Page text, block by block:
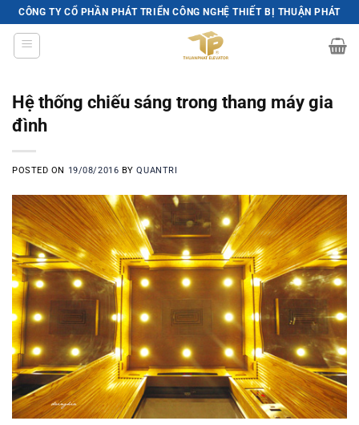
Skip
to
content
CÔNG TY CỔ PHẦN PHÁT TRIỂN CÔNG NGHỆ THIẾT BỊ THUẬN PHÁT
Hệ thống chiếu sáng trong thang máy gia
đình
POSTED ON 19/08/2016 BYQUANTRI